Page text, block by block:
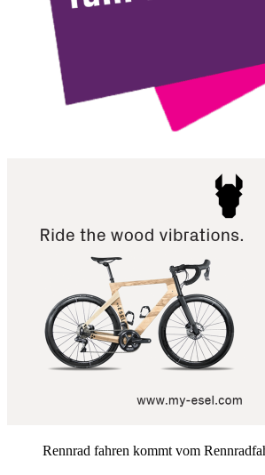
Rennrad fahren kommt vom